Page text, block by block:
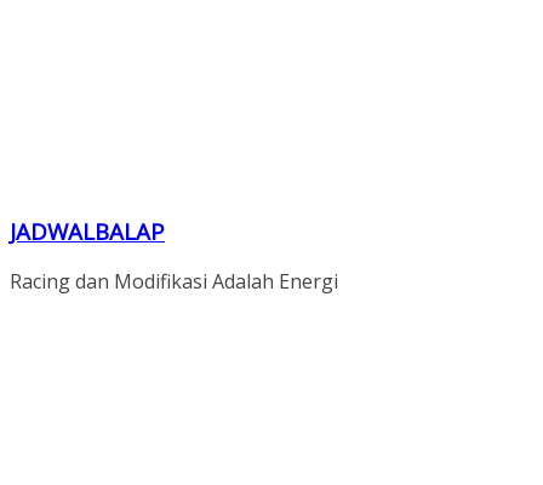
JADWALBALAP
Racing dan Modifikasi Adalah Energi